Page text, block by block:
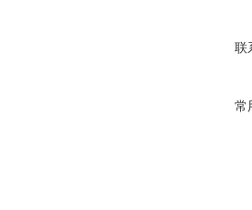
联
常